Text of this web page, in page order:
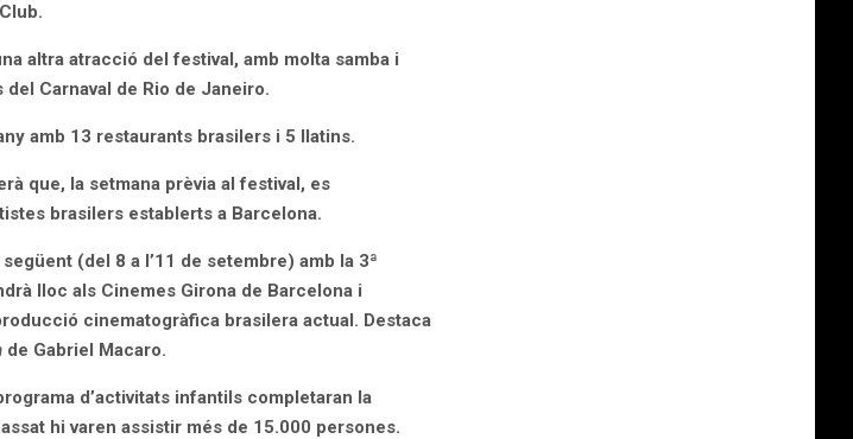
altra atracció del festival, amb molta samba i
Carnaval de Rio de Janeiro.
amb 13 restaurants brasilers i 5 llatins.
que, la setmana prèvia al festival, es
brasilers establerts a Barcelona.
(del 8 a l’11 de setembre) amb la 3ª
lloc als Cinemes Girona de Barcelona i
cinematogràfica brasilera actual. Destaca
de Gabriel Macaro.
d’activitats infantils completaran la
hi varen assistir més de 15.000 persones.